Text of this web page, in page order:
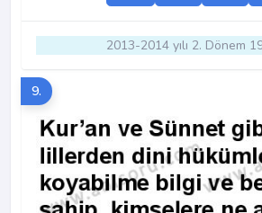
2013-2014 yılı 2. Dönem
9.